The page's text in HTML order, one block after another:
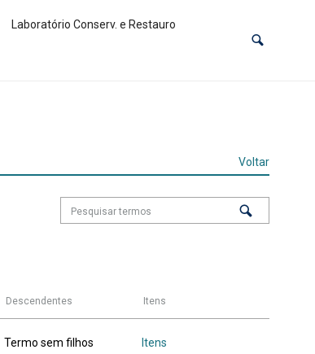
Laboratório Conserv. e Restauro
Voltar
Descendentes Itens
Termo sem filhos Itens